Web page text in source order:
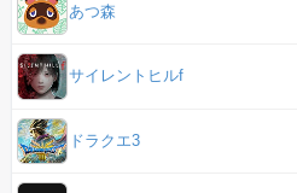
あつ森
サイレントヒルf
ドラクエ3